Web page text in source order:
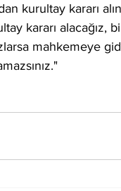
kurultay kararı
kararı alacağız,
mahkemeye